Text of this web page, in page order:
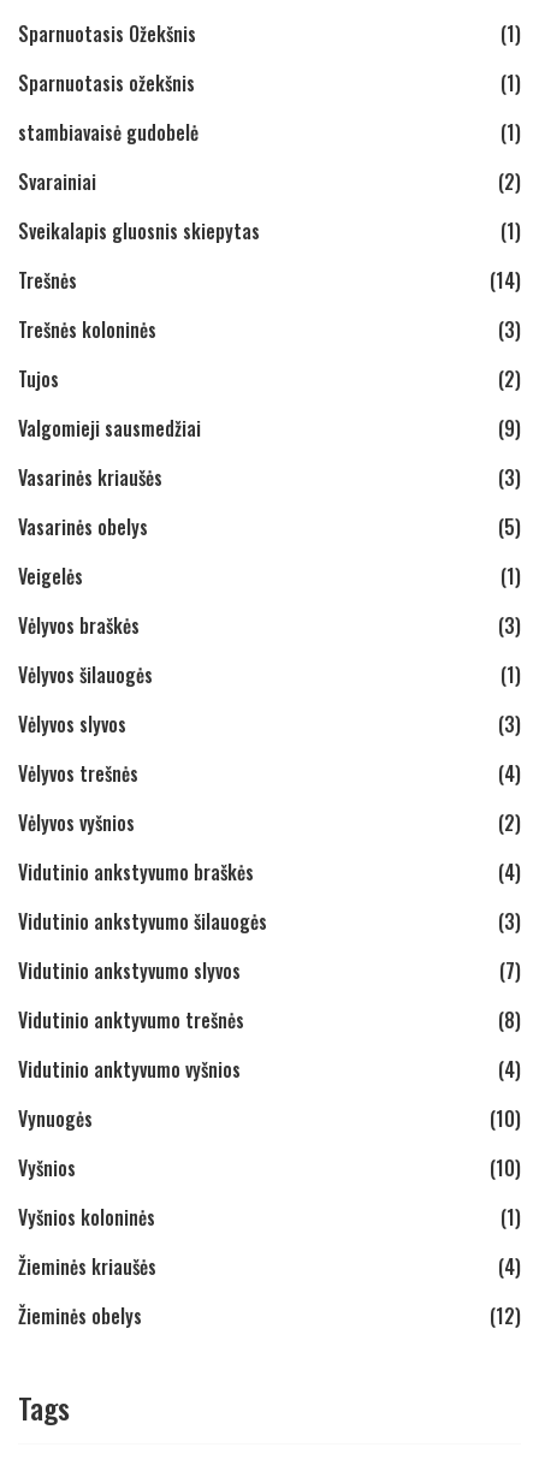
Sparnuotasis Ožekšnis
(1)
Sparnuotasis ožekšnis
(1)
stambiavaisė gudobelė
(1)
Svarainiai
(2)
Sveikalapis gluosnis skiepytas
(1)
Trešnės
(14)
Trešnės koloninės
(3)
Tujos
(2)
Valgomieji sausmedžiai
(9)
Vasarinės kriaušės
(3)
Vasarinės obelys
(5)
Veigelės
(1)
Vėlyvos braškės
(3)
Vėlyvos šilauogės
(1)
Vėlyvos slyvos
(3)
Vėlyvos trešnės
(4)
Vėlyvos vyšnios
(2)
Vidutinio ankstyvumo braškės
(4)
Vidutinio ankstyvumo šilauogės
(3)
Vidutinio ankstyvumo slyvos
(7)
Vidutinio anktyvumo trešnės
(8)
Vidutinio anktyvumo vyšnios
(4)
Vynuogės
(10)
Vyšnios
(10)
Vyšnios koloninės
(1)
Žieminės kriaušės
(4)
Žieminės obelys
(12)
Tags